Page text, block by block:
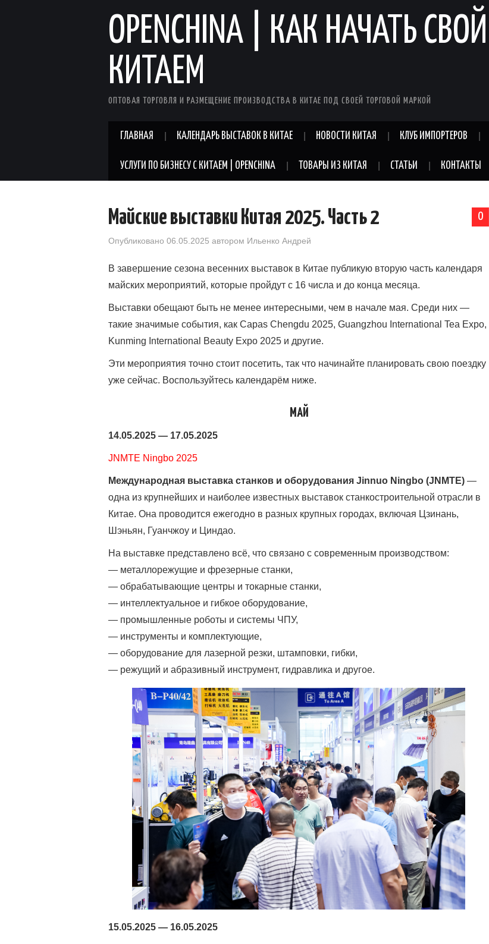
OPENCHINA | КАК НАЧАТЬ
КИТАЕМ
ОПТОВАЯ ТОРГОВЛЯ И РАЗМЕЩЕНИЕ ПРОИЗВОДСТВА В КИТАЕ ПОД СВОЕЙ ТОРГОВОЙ МАРКОЙ
ГЛАВНАЯ КАЛЕНДАРЬ ВЫСТАВОК В КИТАЕ НОВОСТИ КИТАЯ КЛУБ ИМПОРТЕРОВ
УСЛУГИ ПО БИЗНЕСУ С КИТАЕМ | OPENCHINA ТОВАРЫ ИЗ КИТАЯ СТАТЬИ КОНТАКТЫ
0
Майские выставки Китая 2025. Часть 2
Опубликовано 06.05.2025 автором Ильенко Андрей
В завершение сезона весенних выставок в Китае публикую вторую часть календаря
майских мероприятий, которые пройдут с 16 числа и до конца месяца.
Выставки обещают быть не менее интересными, чем в начале мая. Среди них —
такие значимые события, как Capas Chengdu 2025, Guangzhou International Tea Expo,
Kunming International Beauty Expo 2025 и другие.
Эти мероприятия точно стоит посетить, так что начинайте планировать свою поездку
уже сейчас. Воспользуйтесь календарём ниже.
МАЙ
14.05.2025 — 17.05.2025
JNMTE Ningbo 2025
Международная выставка станков и оборудования Jinnuo Ningbo (JNMTE) —
одна из крупнейших и наиболее известных выставок станкостроительной отрасли в
Китае. Она проводится ежегодно в разных крупных городах, включая Цзинань,
Шэньян, Гуанчжоу и Циндао.
На выставке представлено всё, что связано с современным производством:
— металлорежущие и фрезерные станки,
— обрабатывающие центры и токарные станки,
— интеллектуальное и гибкое оборудование,
— промышленные роботы и системы ЧПУ,
— инструменты и комплектующие,
— оборудование для лазерной резки, штамповки, гибки,
— режущий и абразивный инструмент, гидравлика и другое.
15.05.2025 — 16.05.2025